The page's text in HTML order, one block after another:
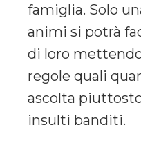
famiglia. Solo
animi si potrà
di loro
regole quali
ascolta
insulti banditi.